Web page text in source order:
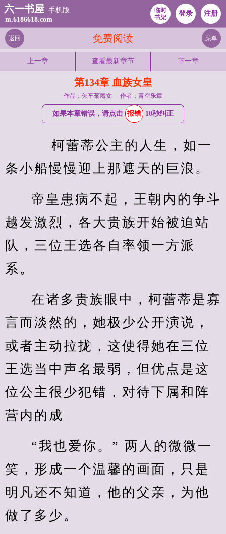
六一书屋 手机版
m.6186618.com
临时
书架
登录 注册
免费阅读
返回 菜单
上一章 查看最新章节 下一章
第134章 血族女皇
作品：矢车菊魔女 作者：青空乐章
如果本章错误，请点击 报错 10秒纠正
条小船慢慢迎上那遮天的巨浪。
帝皇患病不起，王朝内的争斗
越发激烈，各大贵族开始被迫站
队，三位王选各自率领一方派
系。
在诸多贵族眼中，柯蕾蒂是寡
言而淡然的，她极少公开演说，
或者主动拉拢，这使得她在三位
王选当中声名最弱，但优点是这
位公主很少犯错，对待下属和阵
营内的成
“我也爱你。” 两人的微微一
笑，形成一个温馨的画面，只是
明凡还不知道，他的父亲，为他
做了多少。